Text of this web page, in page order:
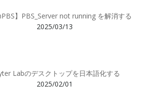
】PBS_Server not running を解消する
2025/03/13
Labのデスクトップを日本語化する
2025/02/01